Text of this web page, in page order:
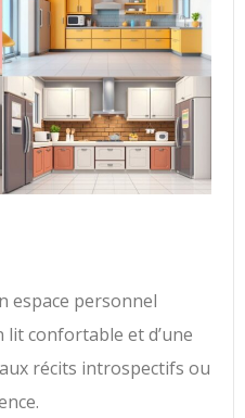
espace personnel
lit confortable et d’une
récits introspectifs ou